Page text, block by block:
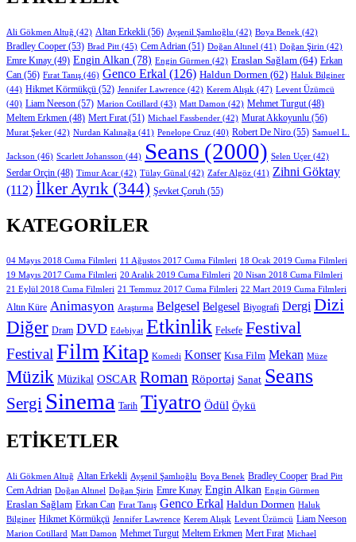
Ali Gökmen Altuğ (42) Altan Erkekli (56) Ayşenil Şamlıoğlu (42) Boya Benek (42)
Bradley Cooper (53) Brad Pitt (45) Cem Adrian (51) Doğan Altınel (41) Doğan Şirin (42)
Emre Kınay (49) Engin Alkan (78) Engin Gürmen (42) Eraslan Sağlam (64) Erkan
Can (56) Fırat Tanış (46) Genco Erkal (126) Haldun Dormen (62) Haluk Bilginer
(44) Hikmet Körmükçü (52) Jennifer Lawrence (42) Kerem Alışık (47) Levent Üzümcü
(40) Liam Neeson (57) Marion Cotillard (43) Matt Damon (42) Mehmet Turgut (48)
Meltem Erkmen (48) Mert Fırat(51) Michael Fassbender (42) Murat Akkoyunlu (56)
Murat Şeker (42) Nurdan Kalınağa (41) Penelope Cruz (40) Robert De Niro (55) Samuel L.
Jackson (46) Scarlett Johansson (44) Seans (2000) Selen Uçer (42)
Serdar Orçin (48) Timur Acar (42) Tülay Günal (42) Zafer Algöz (41) Zihni Göktay
(112) İlker Ayrık (344) Şevket Çoruh (55)
KATEGORILER
04 Mayıs 2018 Cuma Filmleri 11 Ağustos 2017 Cuma Filmleri 18 Ocak 2019 Cuma Filmleri
19 Mayıs 2017 Cuma Filmleri 20 Aralık 2019 Cuma Filmleri 20 Nisan 2018 Cuma Filmleri
21 Eylül 2018 Cuma Filmleri 21 Temmuz 2017 Cuma Filmleri 22 Mart 2019 Cuma Filmleri
Altın Küre Animasyon Araştırma Belgesel Belgesel Biyografi Dergi Dizi
Diğer Dram DVD Edebiyat Etkinlik Felsefe Festival
Festival Film Kitap Komedi Konser Kısa Film Mekan Müze
Müzik Müzikal OSCAR Roman Röportaj Sanat Seans
Sergi Sinema Tarih Tiyatro Ödül Öykü
ETIKETLER
Ali Gökmen Altuğ Altan Erkekli Ayşenil Şamlıoğlu Boya Benek Bradley Cooper Brad Pitt
Cem Adrian Doğan Altınel Doğan Şirin Emre Kınay Engin Alkan Engin Gürmen
Eraslan Sağlam Erkan Can Fırat Tanış Genco Erkal Haldun Dormen Haluk
Bilginer Hikmet Körmükçü Jennifer Lawrence Kerem Alışık Levent Üzümcü Liam Neeson
Marion Cotillard Matt Damon Mehmet Turgut Meltem Erkmen Mert Fırat Michael